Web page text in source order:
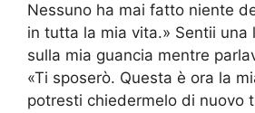
Nessuno ha mai fatto niente
in tutta la mia vita.» Sentii una
sulla mia guancia mentre
«Ti sposerò. Questa è ora la
potresti chiedermelo di nuovo